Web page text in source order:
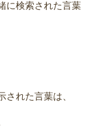
に検索された言葉
された言葉は、